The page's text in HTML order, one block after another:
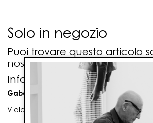
Solo in negozio
Puoi trovare questo articolo
nostri punti vendita:
Info contatti
Gaballo Mario srl
Viale G. Matteotti n. 23 00053